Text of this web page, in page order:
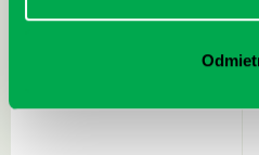
Sprievodca po hviezdnej oblohe